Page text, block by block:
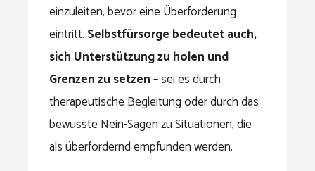
einzuleiten, bevor eine Überforderung
eintritt. Selbstfürsorge bedeutet auch,
sich Unterstützung zu holen und
Grenzen zu setzen– sei es durch
therapeutische Begleitung oder durch das
bewusste Nein-Sagen zu Situationen, die
als überfordernd empfunden werden.